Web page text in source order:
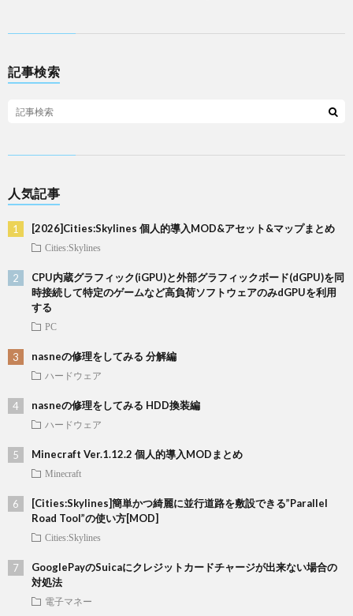
記事検索
人気記事
[2026]Cities:Skylines 個人的導入MOD&アセット&マップまとめ
Cities:Skylines
CPU内蔵グラフィック(iGPU)と外部グラフィックボード(dGPU)を同
時接続して特定のゲームなど高負荷ソフトウェアのみdGPUを利用
する
PC
nasneの修理をしてみる 分解編
ハードウェア
nasneの修理をしてみる HDD換装編
ハードウェア
Minecraft Ver.1.12.2 個人的導入MODまとめ
Minecraft
[Cities:Skylines]簡単かつ綺麗に並行道路を敷設できる”Parallel
Road Tool”の使い方[MOD]
Cities:Skylines
GooglePayのSuicaにクレジットカードチャージが出来ない場合の
対処法
電子マネー